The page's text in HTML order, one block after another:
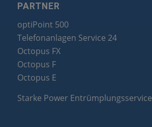
PARTNER
optiPoint 500
Telefonanlagen Service 24
Octopus FX
Octopus F
Octopus E
Starke Power Entrümplungsservice